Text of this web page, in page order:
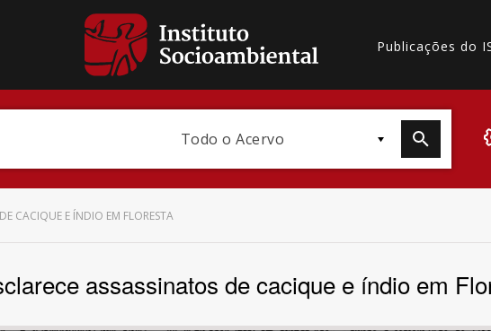
Publicações do
Todo o Acervo
CACIQUE E ÍNDIO EM FLORESTA
assassinatos de cacique e índio em